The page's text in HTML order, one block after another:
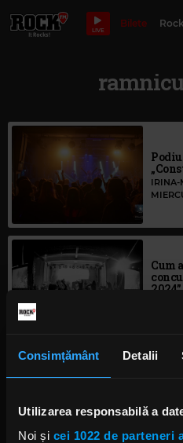
Consimțământ Detalii
Utilizarea responsabilă a
Noi și cei 1022 de parteneri
LIVE
Bilete
IRINA-
Cum
2024”
IRINA-